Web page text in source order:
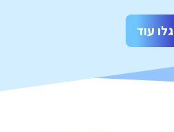
גלו עוד